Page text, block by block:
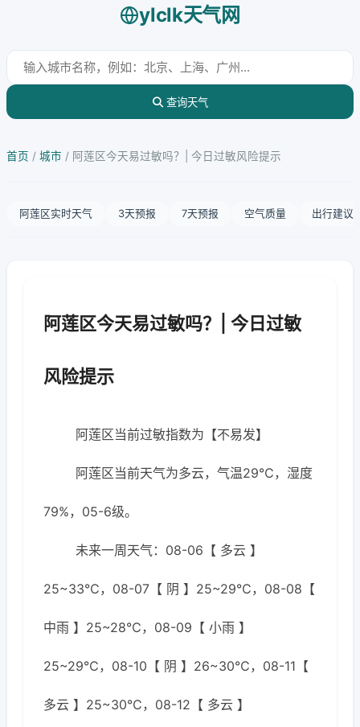
ylclk天气网
查询天气
首页 / 城市 / 阿莲区今天易过敏吗？| 今日过敏风险提示
阿莲区实时天气 3天预报 7天预报 空气质量 出行建议
阿莲区今天易过敏吗？| 今日过敏
风险提示
阿莲区当前过敏指数为【不易发】
阿莲区当前天气为多云，气温29℃，湿度
79%，05-6级。
未来一周天气：08-06【 多云 】
25~33℃，08-07【 阴 】25~29℃，08-08【
中雨 】25~28℃，08-09【 小雨 】
25~29℃，08-10【 阴 】26~30℃，08-11【
多云 】25~30℃，08-12【 多云 】